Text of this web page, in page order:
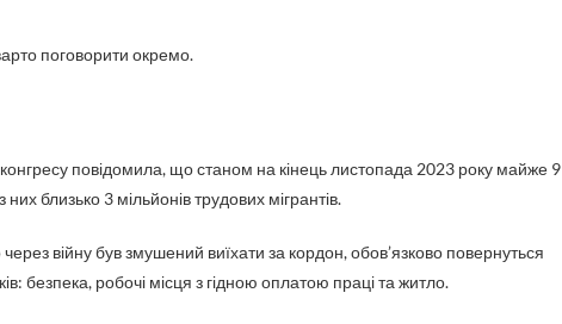
поговорити окремо.
конгресу повідомила, що станом на кінець листопада 2023 року майже 9
близько 3 мільйонів трудових мігрантів.
війну був змушений виїхати за кордон, обов’язково повернуться
безпека, робочі місця з гідною оплатою праці та житло.